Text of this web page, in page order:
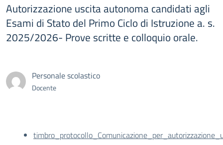
Autorizzazione uscita autonoma candidati agli
Esami di Stato del Primo Ciclo di Istruzione a. s.
2025/2026- Prove scritte e colloquio orale.
Personale scolastico
Docente